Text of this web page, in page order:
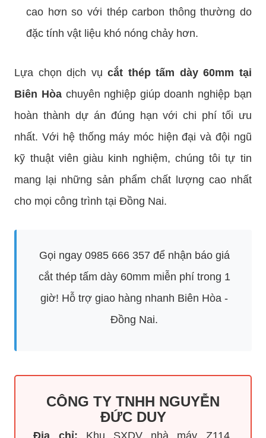
cao hơn so với thép carbon thông thường do
đặc tính vật liệu khó nóng chảy hơn.
Lựa chọn dịch vụcắt thép tấm dày 60mm tại
Biên Hòa chuyên nghiệp giúp doanh nghiệp bạn
hoàn thành dự án đúng hạn với chi phí tối ưu
nhất. Với hệ thống máy móc hiện đại và đội ngũ
kỹ thuật viên giàu kinh nghiệm, chúng tôi tự tin
mang lại những sản phẩm chất lượng cao nhất
cho mọi công trình tại Đồng Nai.
Gọi ngay 0985 666 357 để nhận báo giá
cắt thép tấm dày 60mm miễn phí trong 1
giờ! Hỗ trợ giao hàng nhanh Biên Hòa -
Đồng Nai.
CÔNG TY TNHH NGUYỄN
ĐỨC DUY
Địa chỉ: Khu SXDV nhà máy Z114,